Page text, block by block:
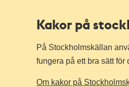
Kakor på
På Stockholmskällan
fungera på ett bra sätt för
Om kakor på